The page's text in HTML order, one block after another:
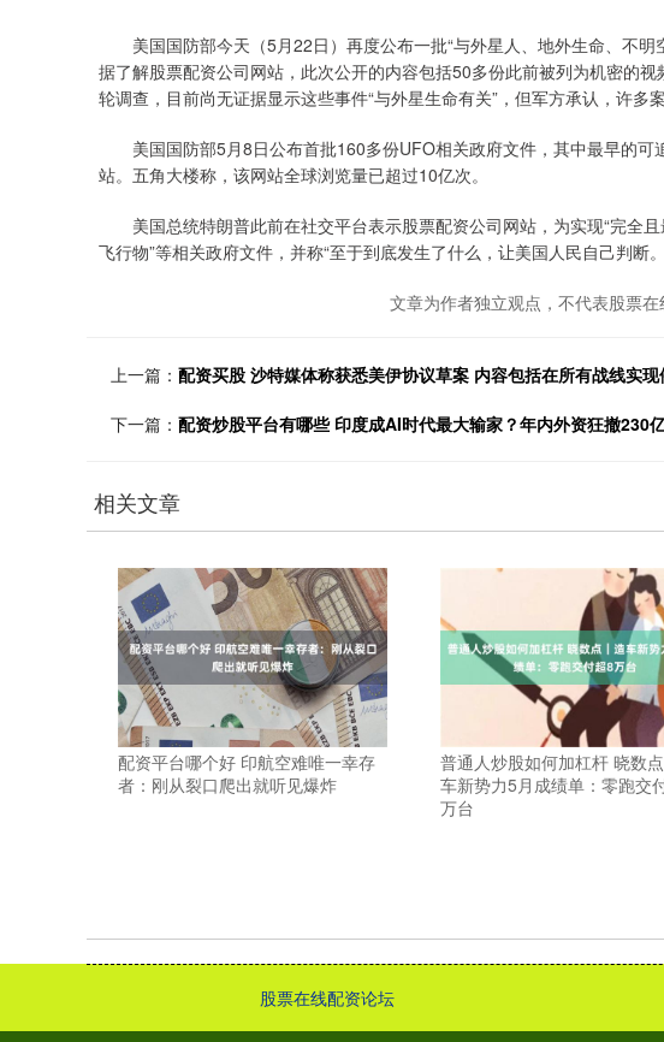
美国国防部今天（5月22日）再度公布一批“与外星人、地外生命、不明
据了解股票配资公司网站，此次公开的内容包括50多份此前被列为机密的
轮调查，目前尚无证据显示这些事件“与外星生命有关”，但军方承认，许多案
美国国防部5月8日公布首批160多份UFO相关政府文件，其中最早的可
站。五角大楼称，该网站全球浏览量已超过10亿次。
美国总统特朗普此前在社交平台表示股票配资公司网站，为实现“完全且
飞行物”等相关政府文件，并称“至于到底发生了什么，让美国人民自己判断
文章为作者独立观点，不代表股票
上一篇： 配资买股 沙特媒体称获悉美伊协议草案 内容包括在所有战线实现
下一篇： 配资炒股平台有哪些 印度成AI时代最大输家？年内外资狂撤230
相关文章
配资平台哪个好 印航空难唯一幸存
者：刚从裂口爬出就听见爆炸
普通人炒股如何加杠杆 晓数
车新势力5月成绩单：零跑交
万台
股票在线配资论坛